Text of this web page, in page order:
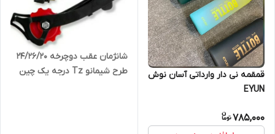
قمقمه نی دار وارداتی آسان نوش
EYUN
785,000
شانژمان عقب دوچرخه 24/26/20
طرح شیمانو Tz درجه یک چین